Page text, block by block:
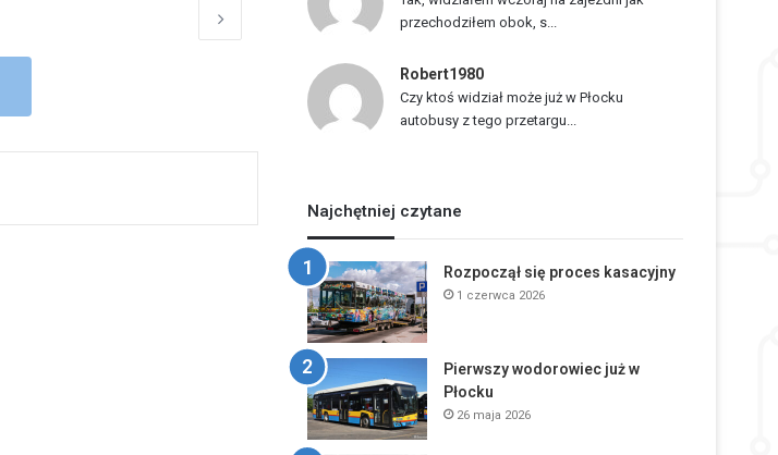
przechodziłem obok, s...
Robert1980
Czy ktoś widział może już w Płocku
autobusy z tego przetargu...
Najchętniej czytane
Rozpoczął się proces kasacyjny
1 czerwca 2026
Pierwszy wodorowiec już w
Płocku
26 maja 2026